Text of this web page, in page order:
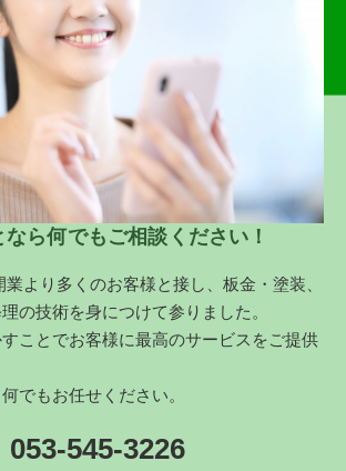
ら何でもご相談ください！
より多くのお客様と接し、板金・塗装、
の技術を身につけて参りました。
ことでお客様に最高のサービスをご提供
でもお任せください。
053-545-3226